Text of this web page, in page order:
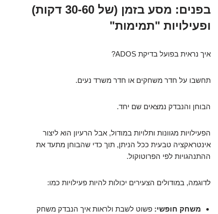
בפנים: מסע בזמן (של 30-60 דקות)
ופעילויות "תמימות"
איך נראית בפועל בדיקת ADOS?
תחשבו על חדר משחקים או חדר משרד נעים.
הבוחן והנבדק נמצאים שם יחד.
הפעילויות מגוונות ותלויות במודול, אבל הרעיון הוא ליצור
אינטראקציה טבעית ככל הניתן, תוך כדי שהבוחן מתעד את
ההתנהגויות לפי הפרוטוקול.
לדוגמה, במודולים הצעירים יכולות להיות פעילויות כמו:
משחק חופשי: פשוט לשבת ולראות איך הנבדק משחק